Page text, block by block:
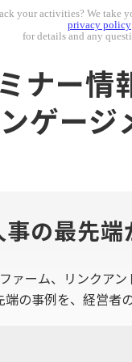
ナー情
ゲー
の最先端
ァーム、リンクアン
の事例を、経営者
your activities? We take
privacy policy
for details and any